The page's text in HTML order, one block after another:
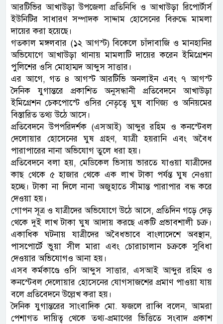
আরটিভির আখাউড়া উপজেলা প্রতিনিধি ও আখাউড়া রিপোর্টার্স
ইউনিটির সাধারণ সম্পাদক সাদ্দাম হোসেনের বিরুদ্ধে মামলা
দায়ের করা হয়েছে।
গতকাল মঙ্গলবার (১২ আগস্ট) বিকেলে চাঁদাবাজি ও মানহানির
অভিযোগে আখাউড়া থানায় মামলাটি দায়ের করেন ইমিগ্রেশন
পুলিশের ওসি মোহাম্মদ আব্দুস সাত্তার।
এর আগে, গত ৪ আগস্ট আরটিভি অনলাইন এবং ৭ আগস্ট
দৈনিক যুগান্তরে প্রকাশিত অনুসন্ধানী প্রতিবেদনে আখাউড়া
ইমিগ্রেশন চেকপোস্টে ওসির নেতৃত্বে ঘুষ বাণিজ্য ও অনিয়মের
বিস্তারিত তথ্য উঠে আসে।
প্রতিবেদনে উপপরিদর্শক (এসআই) আব্দুর রহিম ও কনস্টেবল
দেলোয়ার হোসেনের ঘুষ গ্রহণ, যাত্রী হয়রানি এবং অবৈধ
পারাপারের নানা অভিযোগ তুলে ধরা হয়।
প্রতিবেদনে বলা হয়, মেডিকেল ভিসায় ভারতে যাওয়া যাত্রীদের
কাছ থেকে ৫ হাজার থেকে এক লাখ টাকা পর্যন্ত ঘুষ নেওয়া
হচ্ছে। টাকা না দিলে নানা অজুহাতে সীমান্ত পারাপার বন্ধ করে
দেওয়া হয়।
গোপন সূত্র ও যাত্রীদের অভিযোগে উঠে আসে, প্রতিদিন গড়ে দেড়
থেকে দুই লাখ টাকা ঘুষ আদায় করছে একটি প্রভাবশালী চক্র।
একাধিক ঘটনায় যাত্রীদের অবৈধভাবে বাংলাদেশে অবস্থান,
পাসপোর্টে ভুয়া সীল মারা এবং চোরাচালান চক্রকে সুবিধা
দেওয়ার অভিযোগও আনা হয়।
এসব কর্মকাণ্ডে ওসি আব্দুস সাত্তার, এসআই আব্দুর রহিম ও
কনস্টেবল দেলোয়ার হোসেনের যোগসাজশের প্রমাণ পাওয়া যায়
বলে প্রতিবেদনে উল্লেখ করা হয়।
দৈনিক যুগান্তরের সাংবাদিক মো. ফজলে রাব্বি বলেন, আমরা
পেশাগত দায়িত্ব থেকে তথ্য-প্রমাণের ভিত্তিতে সংবাদ প্রকাশ